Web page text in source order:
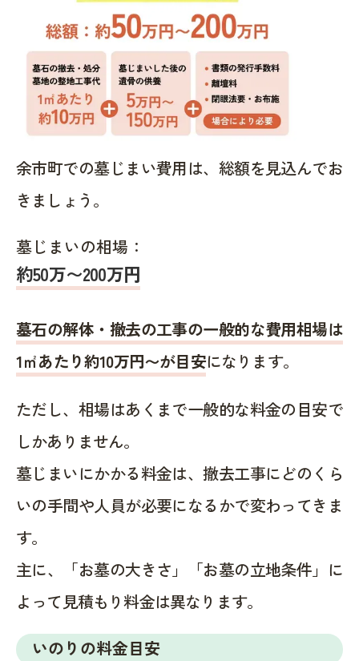
余市町での墓じまい費用は、総額を見込んでお
きましょう。
墓じまいの相場：
約50万〜200万円
墓石の解体・撤去の工事の一般的な費用相場は
1㎡あたり約10万円〜が目安になります。
ただし、相場はあくまで一般的な料金の目安で
しかありません。
墓じまいにかかる料金は、撤去工事にどのくら
いの手間や人員が必要になるかで変わってきま
す。
主に、「お墓の大きさ」「お墓の立地条件」に
よって見積もり料金は異なります。
いのりの料金目安